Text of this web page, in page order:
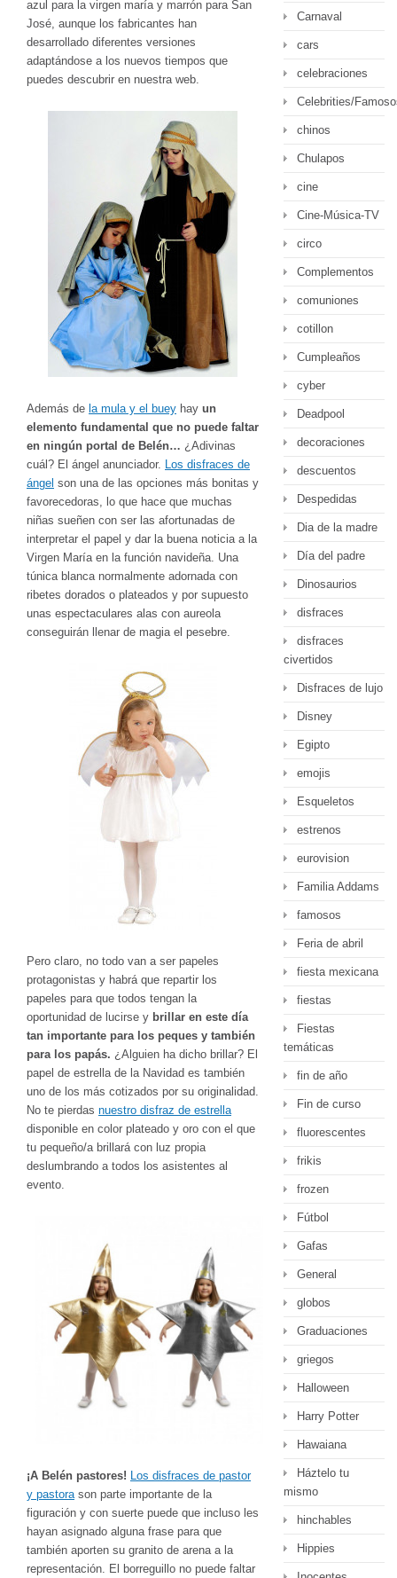
azul para la virgen maría y marrón para San
José, aunque los fabricantes han
desarrollado diferentes versiones
adaptándose a los nuevos tiempos que
puedes descubrir en nuestra web.
Además de la mula y el buey hay un
elemento fundamental que no puede faltar
en ningún portal de Belén… ¿Adivinas
cuál? El ángel anunciador. Los disfraces de
ángel son una de las opciones más bonitas y
favorecedoras, lo que hace que muchas
niñas sueñen con ser las afortunadas de
interpretar el papel y dar la buena noticia a la
Virgen María en la función navideña. Una
túnica blanca normalmente adornada con
ribetes dorados o plateados y por supuesto
unas espectaculares alas con aureola
conseguirán llenar de magia el pesebre.
Pero claro, no todo van a ser papeles
protagonistas y habrá que repartir los
papeles para que todos tengan la
oportunidad de lucirse y brillar en este día
tan importante para los peques y también
para los papás. ¿Alguien ha dicho brillar? El
papel de estrella de la Navidad es también
uno de los más cotizados por su originalidad.
No te pierdas nuestro disfraz de estrella
disponible en color plateado y oro con el que
tu pequeño/a brillará con luz propia
deslumbrando a todos los asistentes al
evento.
¡A Belén pastores! Los disfraces de pastor
y pastorason parte importante de la
figuración y con suerte puede que incluso les
hayan asignado alguna frase para que
también aporten su granito de arena a la
representación. El borreguillo no puede faltar
Carnaval
cars
celebraciones
Celebrities/
chinos
Chulapos
cine
Cine-Música-TV
circo
Complementos
comuniones
cotillon
Cumpleaños
cyber
Deadpool
decoraciones
descuentos
Despedidas
Dia de la madre
Día del padre
Dinosaurios
disfraces
disfraces
civertidos
Disfraces de lujo
Disney
Egipto
emojis
Esqueletos
estrenos
eurovision
Familia Addams
famosos
Feria de abril
fiesta mexicana
fiestas
Fiestas
temáticas
fin de año
Fin de curso
fluorescentes
frikis
frozen
Fútbol
Gafas
General
globos
Graduaciones
griegos
Halloween
Harry Potter
Hawaiana
Háztelo tu
mismo
hinchables
Hippies